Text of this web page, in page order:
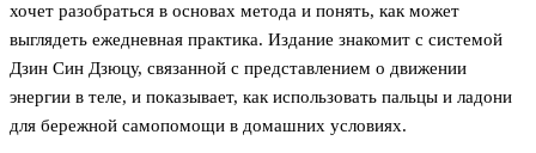
хочет разобраться в основах метода и понять, как может
выглядеть ежедневная практика. Издание знакомит с системой
Дзин Син Дзюцу, связанной с представлением о движении
энергии в теле, и показывает, как использовать пальцы и ладони
для бережной самопомощи в домашних условиях.